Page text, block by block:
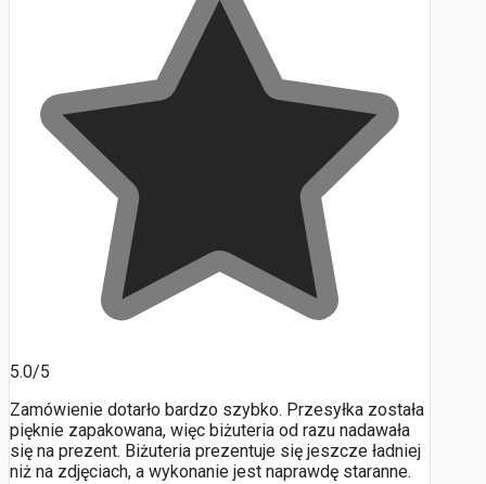
5.0/5
Zamówienie dotarło bardzo szybko. Przesyłka została
pięknie zapakowana, więc biżuteria od razu nadawała
się na prezent. Biżuteria prezentuje się jeszcze ładniej
niż na zdjęciach, a wykonanie jest naprawdę staranne.